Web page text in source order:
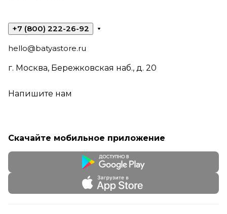
+7 (800) 222-26-92
hello@batyastore.ru
г. Москва, Бережковская наб., д. 20
Напишите нам
Скачайте мобильное приложение